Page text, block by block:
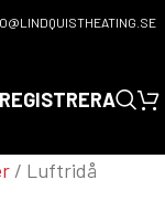
/ Luftridå